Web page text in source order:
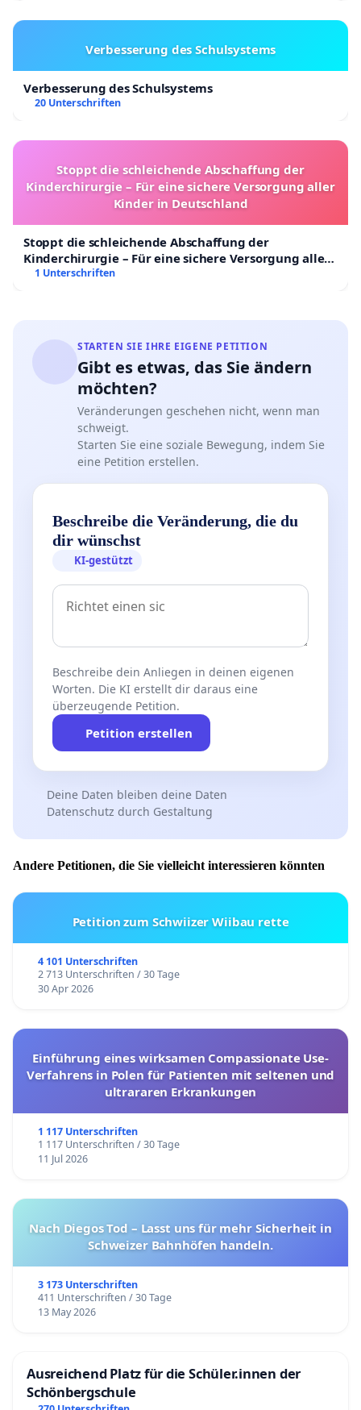
Verbesserung des Schulsystems
Verbesserung des Schulsystems
20 Unterschriften
Stoppt die schleichende Abschaffung der
Kinderchirurgie – Für eine sichere Versorgung aller
Kinder in Deutschland
Stoppt die schleichende Abschaffung der
Kinderchirurgie – Für eine sichere Versorgung aller
Kinder in Deutschland
1 Unterschriften
STARTEN SIE IHRE EIGENE PETITION
Gibt es etwas, das Sie ändern
möchten?
Veränderungen geschehen nicht, wenn man
schweigt.
Starten Sie eine soziale Bewegung, indem Sie
eine Petition erstellen.
Beschreibe die Veränderung, die du
dir wünschst
KI-gestützt
Beschreibe dein Anliegen in deinen eigenen
Worten. Die KI erstellt dir daraus eine
überzeugende Petition.
Petition erstellen
Deine Daten bleiben deine Daten
Datenschutz durch Gestaltung
Andere Petitionen, die Sie vielleicht interessieren könnten
Petition zum Schwiizer Wiibau rette
4 101 Unterschriften
2 713 Unterschriften / 30 Tage
30 Apr 2026
Einführung eines wirksamen Compassionate Use-
Verfahrens in Polen für Patienten mit seltenen und
ultrararen Erkrankungen
1 117 Unterschriften
1 117 Unterschriften / 30 Tage
11 Jul 2026
Nach Diegos Tod – Lasst uns für mehr Sicherheit in
Schweizer Bahnhöfen handeln.
3 173 Unterschriften
411 Unterschriften / 30 Tage
13 May 2026
Ausreichend Platz für die Schüler.innen der
Schönbergschule